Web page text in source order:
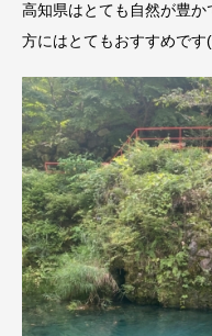
高知県はとても自然が豊
方にはとてもおすすめです